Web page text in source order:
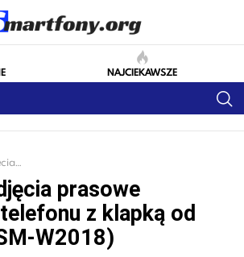
NAJCIEKAWSZE
(SM-W2018)
prasowe
z klapką od
W2018)